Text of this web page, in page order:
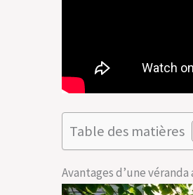
Table des matières
Avantages d’une